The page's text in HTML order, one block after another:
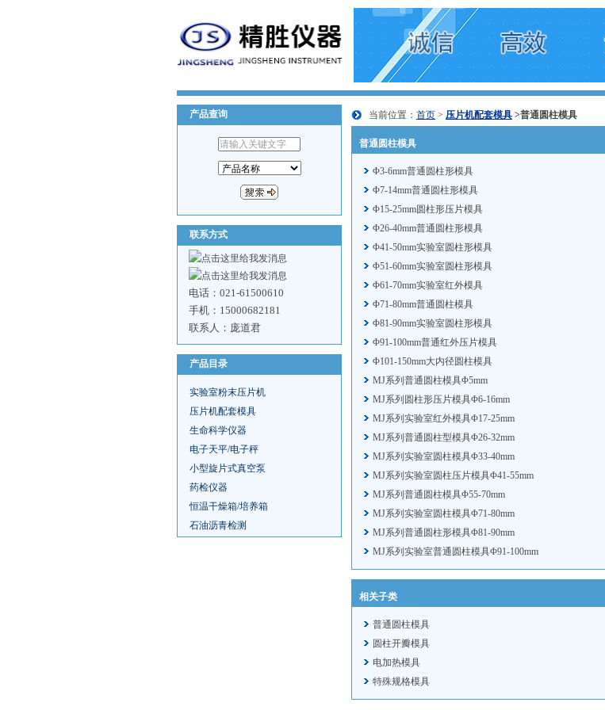
产品查询
联系方式
电话：021-61500610
手机：15000682181
联系人：庞道君
产品目录
实验室粉末压片机
压片机配套模具
生命科学仪器
电子天平/电子秤
小型旋片式真空泵
药检仪器
恒温干燥箱/培养箱
石油沥青检测
当前位置： 首页 > 压片机配套模具 >普通圆柱模具
普通圆柱模具
Φ3-6mm普通圆柱形模具
Φ7-14mm普通圆柱形模具
Φ15-25mm圆柱形压片模具
Φ26-40mm普通圆柱形模具
Φ41-50mm实验室圆柱形模具
Φ51-60mm实验室圆柱形模具
Φ61-70mm实验室红外模具
Φ71-80mm普通圆柱模具
Φ81-90mm实验室圆柱形模具
Φ91-100mm普通红外压片模具
Φ101-150mm大内径圆柱模具
MJ系列普通圆柱模具Φ5mm
MJ系列圆柱形压片模具Φ6-16mm
MJ系列实验室红外模具Φ17-25mm
MJ系列普通圆柱型模具Φ26-32mm
MJ系列实验室圆柱模具Φ33-40mm
MJ系列实验室圆柱压片模具Φ41-55mm
MJ系列普通圆柱模具Φ55-70mm
MJ系列实验室圆柱模具Φ71-80mm
MJ系列普通圆柱形模具Φ81-90mm
MJ系列实验室普通圆柱模具Φ91-100mm
相关子类
普通圆柱模具
圆柱开瓣模具
电加热模具
特殊规格模具